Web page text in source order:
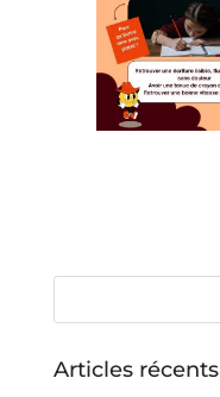
Articles récents